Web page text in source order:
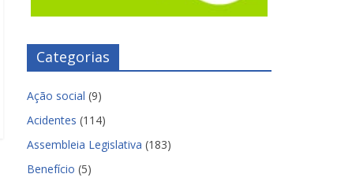
Categorias
Ação social (9)
Acidentes (114)
Assembleia Legislativa (183)
Benefício (5)